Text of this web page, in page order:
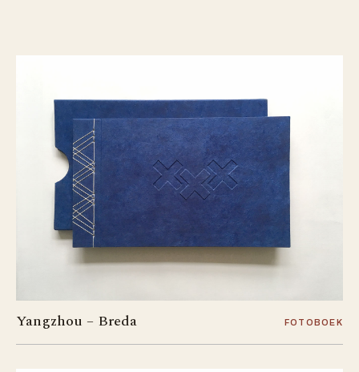
Yangzhou – Breda FOTOBOEK